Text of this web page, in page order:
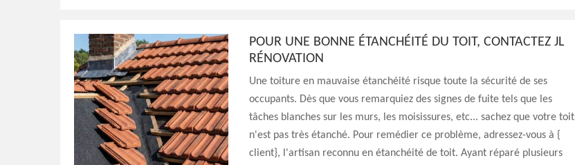
POUR UNE BONNE ÉTANCHÉITÉ DU TOIT, CONTACTEZ JL
RÉNOVATION
Une toiture en mauvaise étanchéité risque toute la sécurité de ses
occupants. Dès que vous remarquiez des signes de fuite tels que les
tâches blanches sur les murs, les moisissures, etc... sachez que votre toit
n'est pas très étanché. Pour remédier ce problème, adressez-vous à {
client}, l'artisan reconnu en étanchéité de toit. Ayant réparé plusieurs